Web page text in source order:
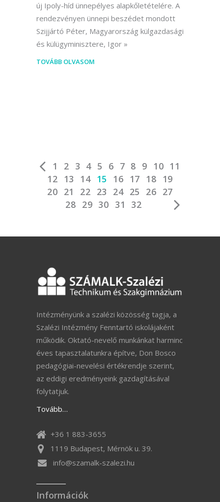
új Ipoly-híd ünnepélyes alapkőletételére. A
rendezvényen ünnepi beszédet mondott
Szijjártó Péter, Magyarország külgazdasági
és külügyminisztere, Igor
TOVÁBB OLVASOM
1 2 3 4 5 6 7 8 9 10 11
12
13 14 15 16 17 18
19
20 21 22 23 24 25 26 27
28 29 30 31 32
Intézményünk a szalézi közösség tagja, a
Szalézi Intézmény Fenntartó iskolájaként
működik. Oktató-nevelő munkánkat harminc
éves tapasztalatunkra építve, Don Bosco
pedagógiai-nevelési értékrendje szerint,
az eddigi eredményeink gazdagításával
folytatjuk.
Tovább…
+36 1 883-3655
1119 Budapest, Mérnök u. 39.
info@szamalk-szalezi.hu
Információk